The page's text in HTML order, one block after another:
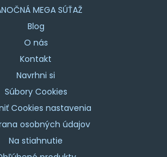
MEGA SÚŤAŽ
Blog
O nás
Kontakt
Navrhni si
Súbory Cookies
Cookies nastavenia
osobných údajov
Na stiahnutie